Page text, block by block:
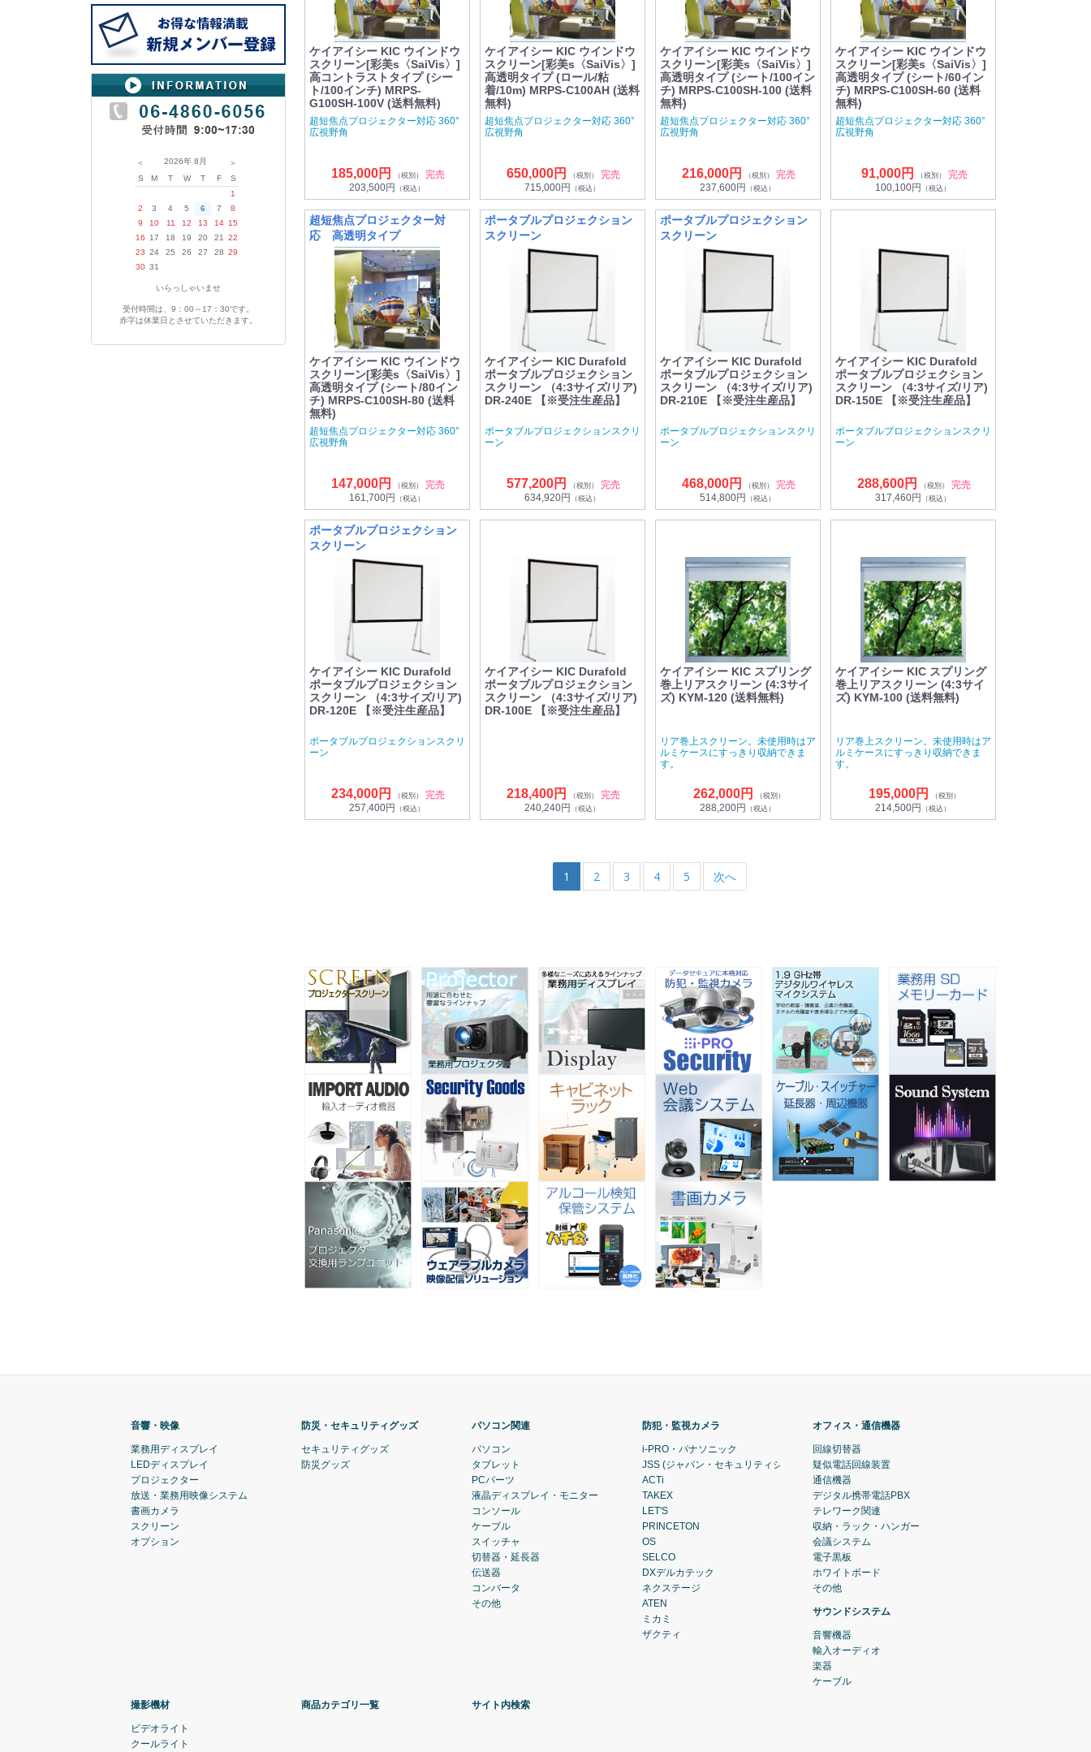
＜ 2026年 8月
＞
S
M T W T F
S
1
2
3 4 5 6 7
8
9
10 11 12 13 14 15
16
17 18 19 20 21
22
23 24 25 26 27 28 29
30 31
いらっしゃいませ
受付時間は、9：00～17：30です。
赤字は休業日とさせていただきます。
ケイアイシー KIC ウインドウ
スクリーン[彩美s〈SaiVis〉]
高コントラストタイプ (シー
ト/100インチ) MRPS-
G100SH-100V (送料無料)
超短焦点プロジェクター対応 360°
広視野角
185,000円 （税別）
完売
203,500円
（税込）
ケイアイシー KIC ウインドウ
スクリーン[彩美s〈SaiVis〉]
高透明タイプ (ロール/粘
着/10m) MRPS-C100AH (送料
無料)
超短焦点プロジェクター対応 360°
広視野角
650,000円 （税別）
完売
715,000円
（税込）
ケイアイシー KIC ウインドウ
スクリーン[彩美s〈SaiVis〉]
高透明タイプ (シート/100イン
チ) MRPS-C100SH-100 (送料
無料)
超短焦点プロジェクター対応 360°
広視野角
216,000円 （税別）
完売
237,600円
（税込）
ケイアイシー KIC ウインドウ
スクリーン[彩美s〈SaiVis〉]
高透明タイプ (シート/60イン
チ) MRPS-C100SH-60 (送料
無料)
超短焦点プロジェクター対応 360°
広視野角
91,000円 （税別）
完売
100,100円
（税込）
超短焦点プロジェクター対
応 高透明タイプ
ケイアイシー KIC ウインドウ
スクリーン[彩美s〈SaiVis〉]
高透明タイプ (シート/80イン
チ) MRPS-C100SH-80 (送料
無料)
超短焦点プロジェクター対応 360°
広視野角
147,000円 （税別）
完売
161,700円
（税込）
ポータブルプロジェクション
スクリーン
ケイアイシー KIC Durafold
ポータブルプロジェクション
スクリーン （4:3サイズ/リア)
DR-240E 【※受注生産品】
ポータブルプロジェクションスクリ
ーン
577,200円 （税別）
完売
634,920円
（税込）
ポータブルプロジェクション
スクリーン
ケイアイシー KIC Durafold
ポータブルプロジェクション
スクリーン （4:3サイズ/リア)
DR-210E 【※受注生産品】
ポータブルプロジェクションスクリ
ーン
468,000円 （税別）
完売
514,800円
（税込）
ケイアイシー KIC Durafold
ポータブルプロジェクション
スクリーン （4:3サイズ/リア)
DR-150E 【※受注生産品】
ポータブルプロジェクションスクリ
ーン
288,600円 （税別）
完売
317,460円
（税込）
ポータブルプロジェクション
スクリーン
ケイアイシー KIC Durafold
ポータブルプロジェクション
スクリーン （4:3サイズ/リア)
DR-120E 【※受注生産品】
ポータブルプロジェクションスクリ
ーン
234,000円 （税別）
完売
257,400円
（税込）
ケイアイシー KIC Durafold
ポータブルプロジェクション
スクリーン （4:3サイズ/リア)
DR-100E 【※受注生産品】
218,400円 （税別）
完売
240,240円
（税込）
ケイアイシー KIC スプリング
巻上リアスクリーン (4:3サイ
ズ) KYM-120 (送料無料)
リア巻上スクリーン。未使用時はア
ルミケースにすっきり収納できま
す。
262,000円 （税別）
288,200円 （税込）
ケイアイシー KIC スプリング
巻上リアスクリーン (4:3サイ
ズ) KYM-100 (送料無料)
リア巻上スクリーン。未使用時はア
ルミケースにすっきり収納できま
す。
195,000円 （税別）
214,500円 （税込）
1 2 3 4 5 次へ
音響・映像
業務用ディスプレイ
LEDディスプレイ
プロジェクター
放送・業務用映像システム
書画カメラ
スクリーン
オプション
防災・セキュリティグッズ
セキュリティグッズ
防災グッズ
パソコン関連
パソコン
タブレット
PCパーツ
液晶ディスプレイ・モニター
コンソール
ケーブル
スイッチャ
切替器・延長器
伝送器
コンバータ
その他
防犯・監視カメラ
i-PRO・パナソニック
JSS (ジャパン・セキュリティシステム)
ACTi
TAKEX
LET'S
PRINCETON
OS
SELCO
DXデルカテック
ネクステージ
ATEN
ミカミ
ザクティ
オフィス・通信機器
回線切替器
疑似電話回線装置
通信機器
デジタル携帯電話PBX
テレワーク関連
収納・ラック・ハンガー
会議システム
電子黒板
ホワイトボード
その他
サウンドシステム
音響機器
輸入オーディオ
楽器
ケーブル
撮影機材
ビデオライト
クールライト
商品カテゴリ一覧 サイト内検索